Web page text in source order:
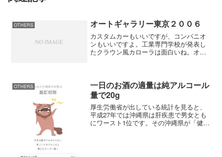
OTHERS オートギャラリー東京２００６
カスタムカーもいいですが、コンパニオ
ンもいいですよ。工業専門学校が発表し
たクラウン風カローラは面白いね。オー
OTHERS
一日のお酒の適量は純アルコール
量で20g
厚生労働省が出している統計を見ると、
平成27年では沖縄県は肝疾患で男女とも
にワースト1位です。その沖縄県が「健康